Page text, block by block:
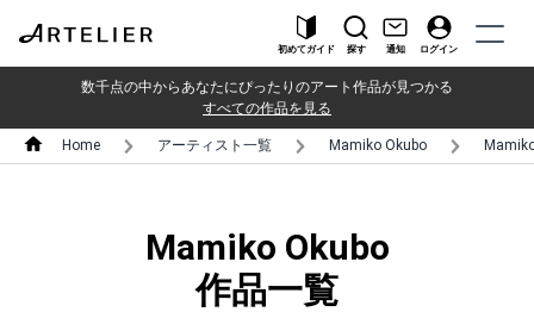
初めてガイド 探す 通知 ログイン
数千点の中からあなたにぴったりのアート作品が見つかる
すべての作品を見る
Home アーティスト一覧 Mamiko Okubo
Mamiko Okubo
作品一覧